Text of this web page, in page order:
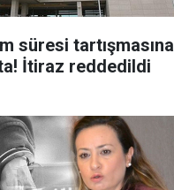
süresi tartışmasına
İtiraz reddedildi